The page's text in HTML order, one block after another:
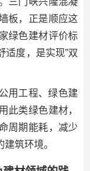
板，正是顺应这
绿色建材评价标
适度，是实现”双
用工程、绿色建
此类绿色建材，
周期能耗，减少
筑环境。